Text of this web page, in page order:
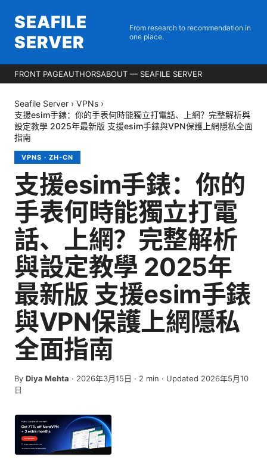
SEAFILE
SERVER
From research to recommendation in
one place.
FRONT PAGEAUTHORSABOUT — SEAFILE SERVER
Seafile Server › VPNs ›
支援esim手錶：你的手表何時能獨立打電話、上網？完整解析與
設定教學 2025年最新版 支援esim手錶與VPN保護上網隱私全面
指南
VPNS · ZH-CN
支援esim手錶：你的
手表何時能獨立打電
話、上網？完整解析
與設定教學 2025年
最新版 支援esim手錶
與VPN保護上網隱私
全面指南
By Diya Mehta · 2026年3月15日 · 2 min · Updated 2026年5月10
日